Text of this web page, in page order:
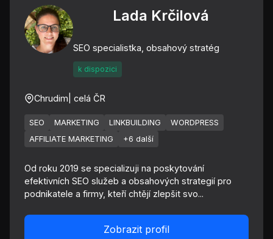
Lada Krčilová
SEO specialistka, obsahový stratég
k dispozici
Chrudim | celá ČR
SEO MARKETING LINKBUILDING
WORDPRESS
AFFILIATE MARKETING
+6 další
Od roku 2019 se specializuji na poskytování
efektivních SEO služeb a obsahových strategií pro
podnikatele a firmy, kteří chtějí zlepšit svo...
Zobrazit profil